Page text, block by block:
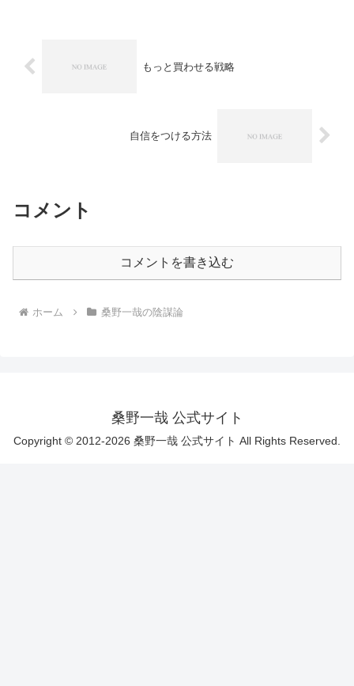
もっと買わせる戦略
自信をつける方法
コメント
コメントを書き込む
ホーム 桑野一哉の陰謀論
桑野一哉 公式サイト
Copyright © 2012-2026 桑野一哉 公式サイト All Rights Reserved.